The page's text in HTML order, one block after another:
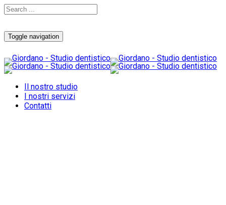
Toggle navigation
Il nostro studio
I nostri servizi
Contatti